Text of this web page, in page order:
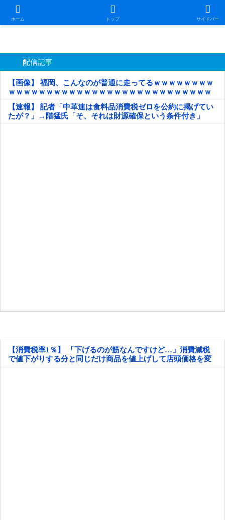
ホーム トップ サイドバー
日本第一！ニュース録
配信記事
【画像】 福岡、こんなのが普通に走ってるｗｗｗｗｗｗｗｗ
ｗｗｗｗｗｗｗｗｗｗｗｗｗｗｗｗｗｗｗｗｗｗｗｗｗｗｗ
ｗｗｗｗｗ
【速報】 記者「中革連は食料品消費税ゼロを公約に掲げてい
たが？」→階猛氏「そ、それは財源確保という条件付き」
【消費税率1％】 「下げるのが筋なんですけど…」消費減税
で値下がりする分と同じだけ商品を値上げして店頭価格を変
えない店も